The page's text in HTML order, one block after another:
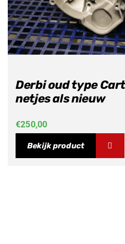
Derbi oud type
netjes als nieuw
€250,00
Bekijk product